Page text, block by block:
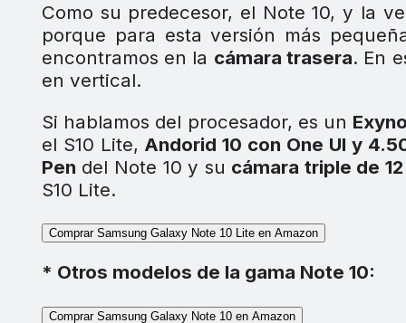
Como su predecesor, el Note 10, y la
porque para esta versión más
encontramos en la cámara trasera. En
en vertical.
Si hablamos del procesador, es un
el S10 Lite, Andorid 10 con One UI y
Pen del Note 10 y su cámara triple de 12
S10 Lite.
Comprar Samsung Galaxy Note 10 Lite en Amazon
* Otros modelos de la gama Note 10:
Comprar Samsung Galaxy Note 10 en Amazon